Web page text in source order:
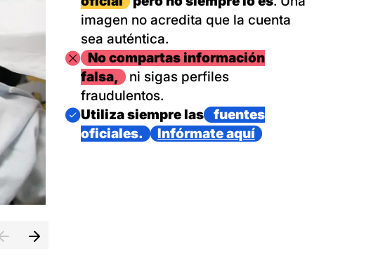
imagen no acredita que la cuenta
sea auténtica.
ImagenNo compartas información
falsa,
ni sigas perfiles
fraudulentos.
Imagen
Utiliza siempre las
fuentes
oficiales.
Infórmate aquí